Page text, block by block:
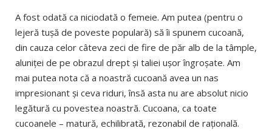
A fost odată ca niciodată o femeie. Am putea (pentru o
lejeră tuşă de poveste populară) să îi spunem cucoană,
din cauza celor câteva zeci de fire de păr alb de la tâmple,
aluniţei de pe obrazul drept şi taliei uşor îngroşate. Am
mai putea nota că a noastră cucoană avea un nas
impresionant şi ceva riduri, însă asta nu are absolut nicio
legătură cu povestea noastră. Cucoana, ca toate
cucoanele – matură, echilibrată, rezonabil de raţională.